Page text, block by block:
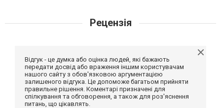
Рецензія
Відгук - це думка або оцінка людей, які бажають
передати досвід або враження іншим користувачам
нашого сайту з обов'язковою аргументацією
залишеного відгука. Це допоможе багатьом прийняти
правильне рішення. Коментарі призначені для
спілкування та обговорення, а також для роз'яснення
питань, що цікавлять.